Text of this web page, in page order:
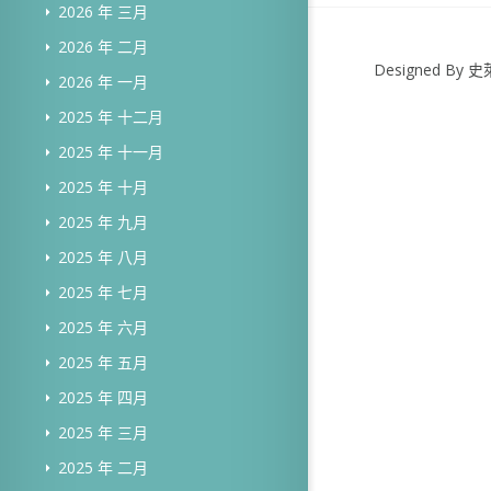
2026 年 三月
2026 年 二月
2026 年 一月
2025 年 十二月
2025 年 十一月
2025 年 十月
2025 年 九月
2025 年 八月
2025 年 七月
2025 年 六月
2025 年 五月
2025 年 四月
2025 年 三月
2025 年 二月
Designed By 史